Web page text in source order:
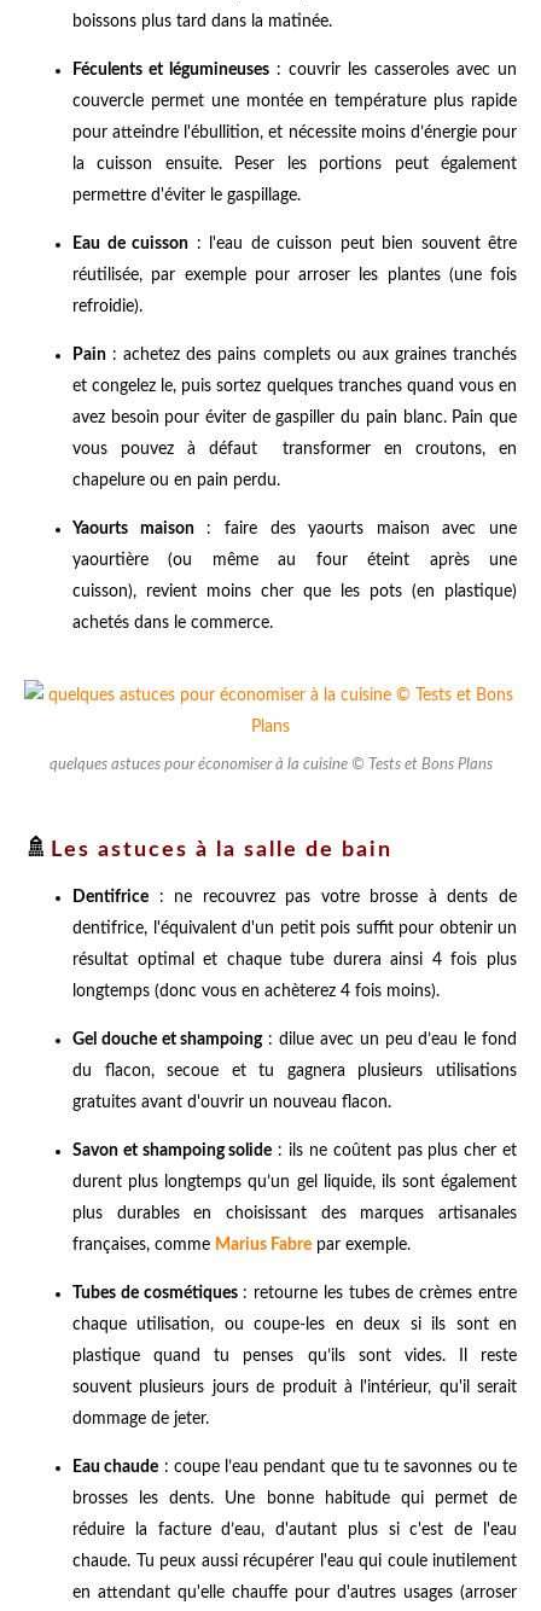
boissons plus tard dans la matinée.
Féculents et légumineuses : couvrir les casseroles avec un
couvercle permet une montée en température plus rapide
pour atteindre l'ébullition, et nécessite moins d’énergie pour
la cuisson ensuite. Peser les portions peut également
permettre d'éviter le gaspillage.
Eau de cuisson : l'eau de cuisson peut bien souvent être
réutilisée, par exemple pour arroser les plantes (une fois
refroidie).
Pain : achetez des pains complets ou aux graines tranchés
et congelez le, puis sortez quelques tranches quand vous en
avez besoin pour éviter de gaspiller du pain blanc. Pain que
vous pouvez à défaut transformer en croutons, en
chapelure ou en pain perdu.
Yaourts maison: faire des yaourts maison avec une
yaourtière (ou même au four éteint après une
cuisson), revient moins cher que les pots (en plastique)
achetés dans le commerce.
quelques astuces pour économiser à la cuisine © Tests et Bons Plans
🚿 Les astuces à la salle de bain
Dentifrice : ne recouvrez pas votre brosse à dents de
dentifrice, l'équivalent d'un petit pois suffit pour obtenir un
résultat optimal et chaque tube durera ainsi 4 fois plus
longtemps (donc vous en achèterez 4 fois moins).
Gel douche et shampoing: dilue avec un peu d’eau le fond
du flacon, secoue et tu gagnera plusieurs utilisations
gratuites avant d'ouvrir un nouveau flacon.
Savon et shampoing solide : ils ne coûtent pas plus cher et
durent plus longtemps qu’un gel liquide, ils sont également
plus durables en choisissant des marques artisanales
françaises, comme Marius Fabre par exemple.
Tubes de cosmétiques: retourne les tubes de crèmes entre
chaque utilisation, ou coupe-les en deux si ils sont en
plastique quand tu penses qu’ils sont vides. Il reste
souvent plusieurs jours de produit à l'intérieur, qu'il serait
dommage de jeter.
Eau chaude : coupe l’eau pendant que tu te savonnes ou te
brosses les dents. Une bonne habitude qui permet de
réduire la facture d’eau, d'autant plus si c'est de l'eau
chaude. Tu peux aussi récupérer l'eau qui coule inutilement
en attendant qu'elle chauffe pour d'autres usages (arroser